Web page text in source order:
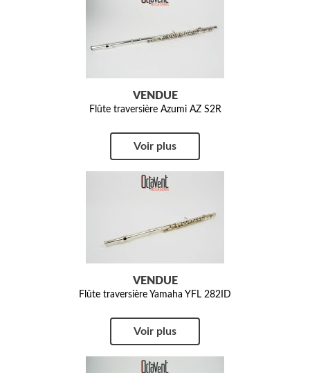
VENDUE
Flûte traversière Azumi AZ S2R
Voir plus
VENDUE
Flûte traversière Yamaha YFL 282ID
Voir plus